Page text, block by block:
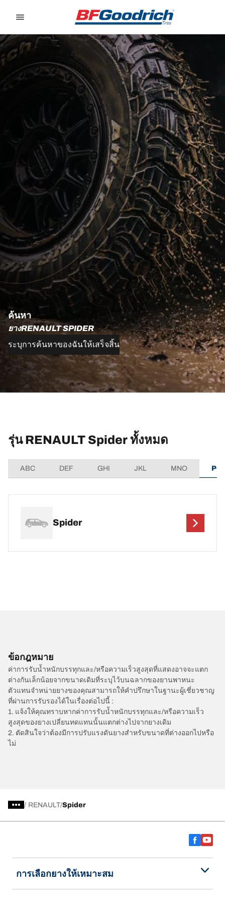
ค้นหา
ยางRENAULT SPIDER
ระบุการค้นหาของฉันให้เสร็จสิ้น
รุ่น RENAULT Spider ทั้งหมด
ABC DEF GHI JKL MNO
Spider
ข้อกฎหมาย
ค่าการรับน้ำหนักบรรทุกและ/หรือความเร็วสูงสุดที่แสดงอาจจะแตก
ต่างกันเล็กน้อยจากขนาดเดิมที่ระบุไว้บนฉลากของยานพาหนะ
ตัวแทนจำหน่ายยางของคุณสามารถให้คำปรึกษาในฐานะผู้เชี่ยวชาญ
ที่ผ่านการรับรองได้ในเรื่องต่อไปนี้ :
1. แจ้งให้คุณทราบหากค่าการรับน้ำหนักบรรทุกและ/หรือความเร็ว
สูงสุดของยางเปลี่ยนทดแทนนั้นแตกต่างไปจากยางเดิม
2. ตัดสินใจว่าต้องมีการปรับแรงดันยางสำหรับขนาดที่ต่างออกไปหรือ
ไม่
/ RENAULT Spider
การเลือกยางให้เหมาะสม